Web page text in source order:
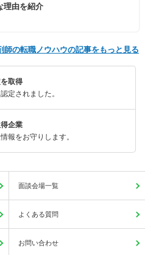
理由を紹介
師の転職ノウハウの記事をもっと見る
取得
定されました。
企業
報をお守りします。
面談会場一覧
よくある質問
お問い合わせ